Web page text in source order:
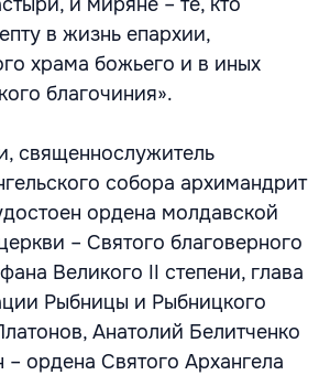
в жизнь епархии,
храма божьего и в иных
благочиния».
священнослужитель
собора архимандрит
ордена молдавской
– Святого благоверного
Великого II степени, глава
Рыбницы и Рыбницкого
Анатолий Белитченко
ордена Святого Архангела